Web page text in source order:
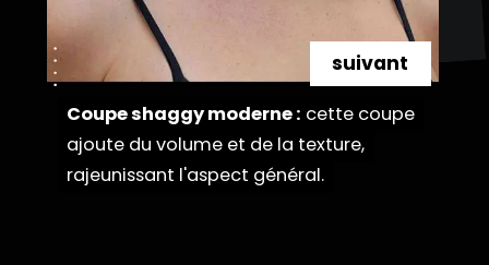
Coupe shaggy moderne : cette coupe
ajoute du volume et de la texture,
rajeunissant l'aspect général.
Coupe shaggy moderne : cette coupe
ajoute du volume et de la texture,
rajeunissant l'aspect général.
suivant